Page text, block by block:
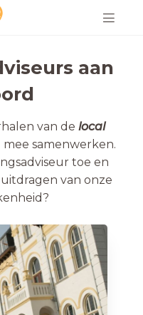
aan
van de local
samenwerken.
toe en
van onze